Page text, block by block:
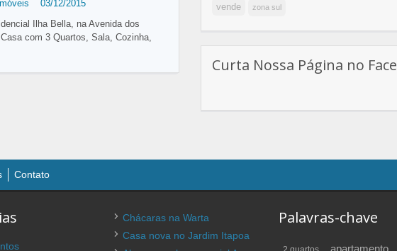
03/12/2015
Ilha Bella, na Avenida dos
com 3 Quartos, Sala, Cozinha,
vende zona sul
Curta Nossa Página no Face
Contato
Chácaras na Warta
Casa nova no Jardim Itapoa
Palavras-chave
apartamento